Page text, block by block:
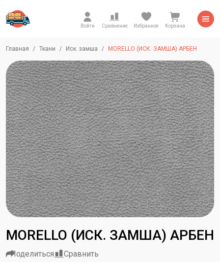
Войти Сравнение Избранное Корзина
Главная Ткани Иск. замша MORELLO (ИСК. ЗАМША) АРБЕН
Morello-Slate
MORELLO (ИСК. ЗАМША) АРБЕН
Поделиться Сравнить